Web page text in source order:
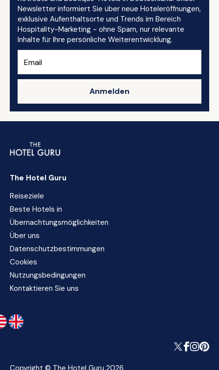
Newsletter informiert Sie über neue Hoteleröffnungen,
exklusive Aufenthaltsorte und Trends im Bereich
Hospitality-Marketing - ohne Spam, nur relevante
Inhalte für Ihre persönliche Weiterentwicklung.
Anmelden
The Hotel Guru
Reiseziele
Beste Hotels in
Übernachtungsmöglichkeiten
Über uns
Datenschutzbestimmungen
Cookies
Nutzungsbedingungen
Kontaktieren Sie uns
Copyright © The Hotel Guru 2026